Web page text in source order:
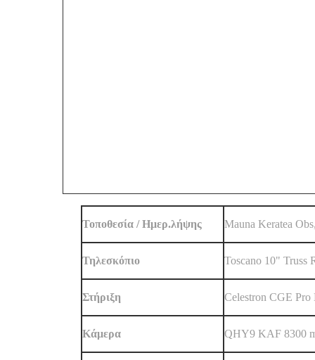
Τοποθεσία / Ημερ.λήψης Mauna Keratea
Τηλεσκόπιο Toscano 10" Truss
Στήριξη Celestron CGE
Κάμερα QHY9 KAF 8300